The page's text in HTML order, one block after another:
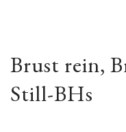
Brust rein,
Still-BHs